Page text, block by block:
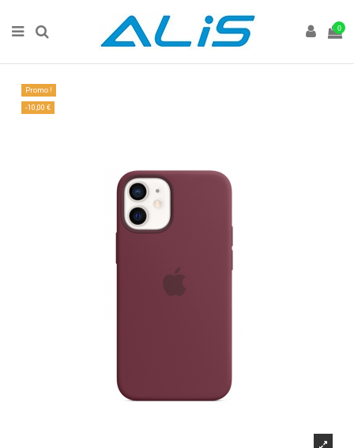
0
Promo !
-10,00 €